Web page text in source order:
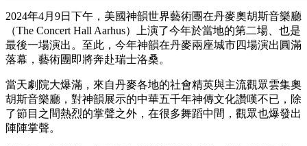
2024年4月9日下午，美國神韻世界藝術團在丹麥奧胡斯音樂廳
（The Concert Hall Aarhus）上演了今年於當地的第二場、也是
最後一場演出。至此，今年神韻在丹麥兩座城市四場演出圓滿
落幕，藝術團即將奔赴瑞士洛桑。
當天劇院大爆滿，來自丹麥各地的社會精英與主流觀眾雲集奧
胡斯音樂廳，對神韻展示的中華五千年神傳文化讚嘆不已，除
了節目之間熱烈的掌聲之外，在很多舞蹈中間，觀眾也爆發出
陣陣掌聲。